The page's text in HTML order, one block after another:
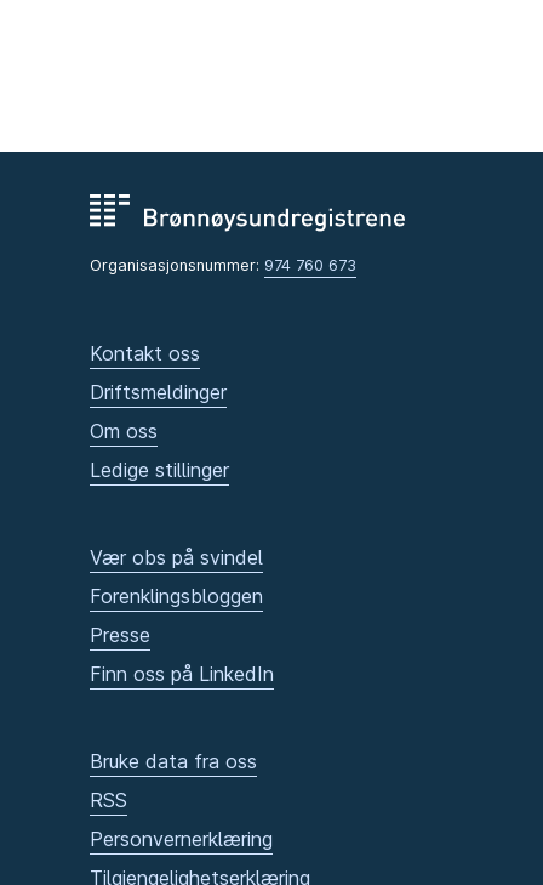
Organisasjonsnummer: 974 760 673
Kontakt oss
Driftsmeldinger
Om oss
Ledige stillinger
Vær obs på svindel
Forenklingsbloggen
Presse
Finn oss på LinkedIn
Bruke data fra oss
RSS
Personvernerklæring
Tilgjengelighetserklæring